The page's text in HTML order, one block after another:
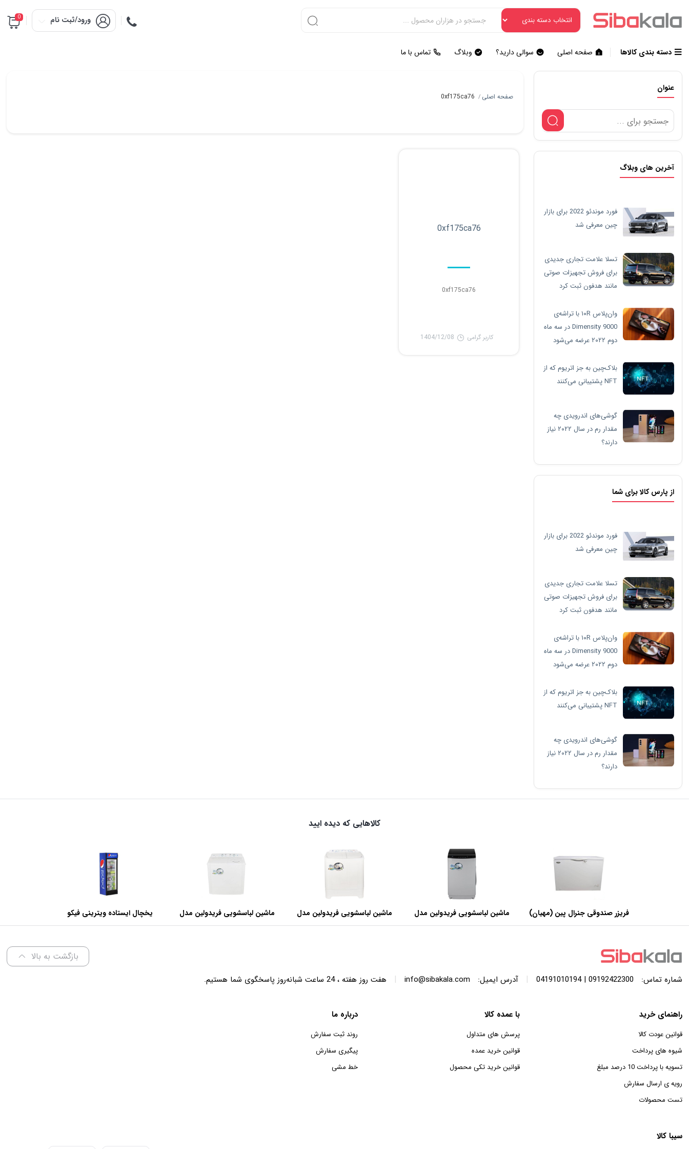
ورود/ثبت نام 0
دسته بندی کالاها صفحه اصلی سوالی دارید؟ وبلاگ تماس با ما
عنوان
آخرین های وبلاگ
فورد موندئو 2022 برای بازار
چین معرفی شد
تسلا علامت تجاری جدیدی
برای فروش تجهیزات صوتی
مانند هدفون ثبت کرد
وان‌پلاس ۱۰R با تراشه‌ی
Dimensity 9000 در سه ماه
دوم ۲۰۲۲ عرضه می‌شود
بلاک‌چین به جز اتریوم که از
NFT پشتیبانی می‌کنند
گوشی‌های اندرویدی چه
مقدار رم در سال ۲۰۲۲ نیاز
دارند؟
از پارس کالا برای شما
فورد موندئو 2022 برای بازار
چین معرفی شد
تسلا علامت تجاری جدیدی
برای فروش تجهیزات صوتی
مانند هدفون ثبت کرد
وان‌پلاس ۱۰R با تراشه‌ی
Dimensity 9000 در سه ماه
دوم ۲۰۲۲ عرضه می‌شود
بلاک‌چین به جز اتریوم که از
NFT پشتیبانی می‌کنند
گوشی‌های اندرویدی چه
مقدار رم در سال ۲۰۲۲ نیاز
دارند؟
صفحه اصلی /
0xf175ca76
0xf175ca76
0xf175ca76
کاربر گرامی 1404/12/08
کالاهایی که دیده ایید
فریزر صندوقی جنرال پین (مهیان)
با ظرفیت 440 لیتر
ماشین لباسشویی فریدولین مدل
SWF120A ظرفیت 12 کیلوگرم
ماشین لباسشویی فریدولین مدل
SWT68 ظرفیت 6.8 کیلوگرم
ماشین لباسشویی فریدولین مدل
SWT150 ظرفیت 15 کیلوگرم
یخچال ایستاده ویترینی فیکو
عرض 60 سانتی متر
بازگشت به بالا
شماره تماس: 09192422300 | 04191010194
| آدرس ایمیل: info@sibakala.com
| هفت روز هفته ، 24 ساعت شبانه‌روز پاسخگوی شما هستیم.
راهنمای خرید
قوانین عودت کالا
شیوه های پرداخت
تسویه با پرداخت 10 درصد مبلغ
رویه ی ارسال سفارش
تست محصولات
با عمده کالا
پرسش های متداول
قوانین خرید عمده
قوانین خرید تکی محصول
درباره ما
روند ثبت سفارش
پیگیری سفارش
خط مشی
سیبا کالا